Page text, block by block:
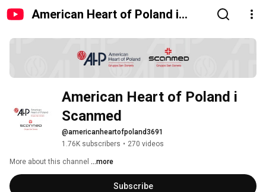
American Heart of Poland i
American Heart of Poland i
@americanheartofpoland3691
1.76K subscribers • 270 videos
More about this channel ...more
Subscribe